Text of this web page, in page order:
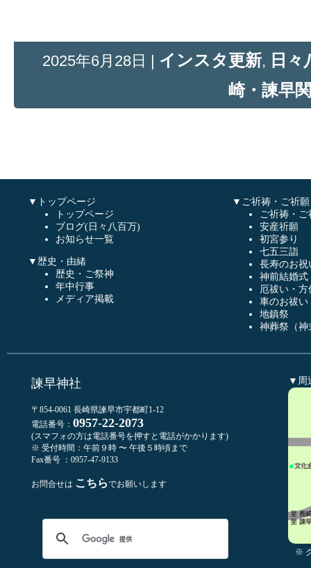
2025年6月28日 | インスタ更新, 日々
崎・諫早
▼トップページ
トップページ
ブログ(日々八百万)
お知らせ一覧
▼歴史・由緒
歴史・ご祭神
年中行事
メディア掲載
▼ご祈祷・ご祈願
ご祈祷・
安産祈願
初宮参り
七五三詣
長寿のお祝
神前結婚式
厄祓い・方
車のお祓い
地鎮祭
神葬祭（神
諫早神社
〒854-0061 長崎県諫早市宇都町1-12
電話番号： 0957-22-2073
(スマフォの方は電話番号を押すと電話がかかります)
※ 受付時間：午前９時 〜 午後５時頃まで
Fax番号 ：0957-47-9133
お問合せは こちらでお願いします
▼周
※